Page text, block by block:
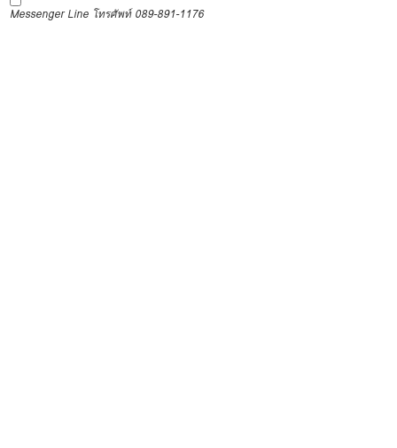
Messenger Line โทรศัพท์ 089-891-1176